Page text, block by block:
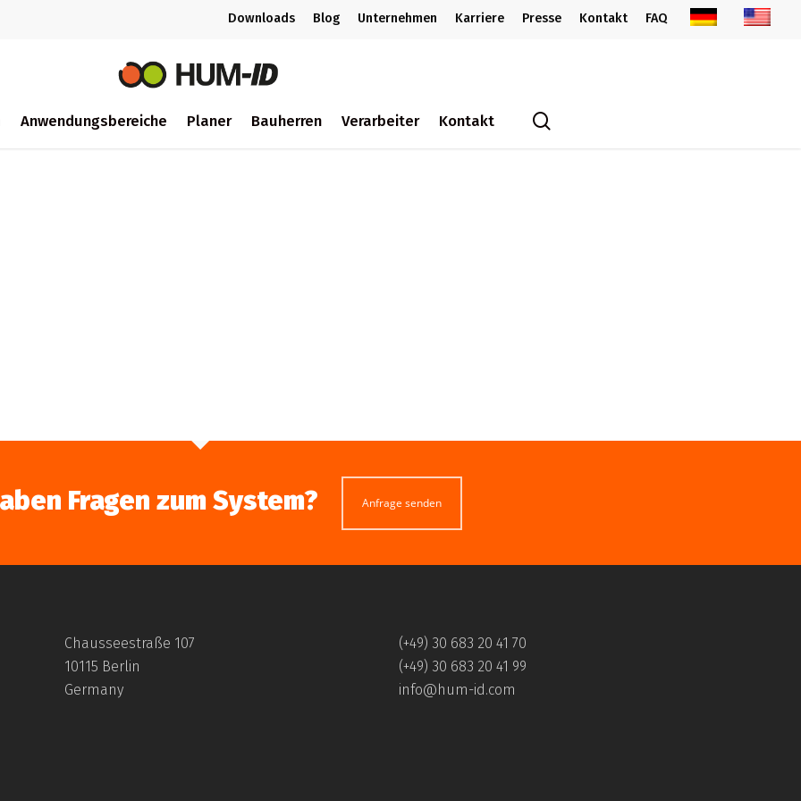
Downloads Blog Unternehmen Karriere Presse Kontakt FAQ
Anwendungsbereiche Planer Bauherren Verarbeiter Kontakt
Fragen zum System? Anfrage senden
Chausseestraße 107
10115 Berlin
Germany
(+49) 30 683 20 41 70
(+49) 30 683 20 41 99
info@hum-id.com